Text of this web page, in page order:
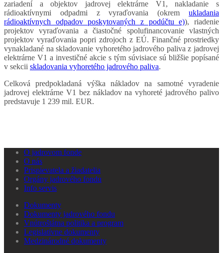
zariadení a objektov jadrovej elektrárne V1, nakladanie s
rádioaktívnymi odpadmi z vyraďovania (okrem ukladania
rádioaktívnych odpadov poskytovaných z podúčtu e)), riadenie
projektov vyraďovania a čiastočné spolufinancovanie vlastných
projektov vyraďovania popri zdrojoch z EÚ. Finančné prostriedky
vynakladané na skladovanie vyhoretého jadrového paliva z jadrovej
elektrárne V1 a investičné akcie s tým súvisiace sú bližšie popísané
v sekcii skladovania vyhoretého jadrového paliva.
Celková predpokladaná výška nákladov na samotné vyradenie
jadrovej elektrárne V1 bez nákladov na vyhoreté jadrového palivo
predstavuje 1 239 mil. EUR.
O jadrovom fonde
O nás
Prispievatela a žiadatelia
Orgány jadrového fondu
Info servis
Dokumenty
Dokumenty jadrového fondu
Vnútroštátna politika a program
Legislatívne dokumenty
Medzinárodné dokumenty